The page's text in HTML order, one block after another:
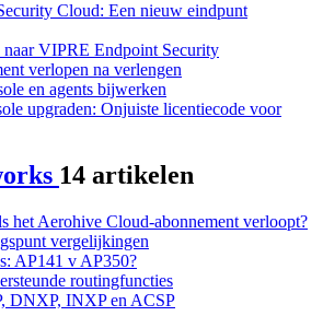
Cloud: Een nieuw eindpunt
naar VIPRE Endpoint Security
verlopen na verlengen
en agents bijwerken
upgraden: Onjuiste licentiecode voor
14 artikelen
het Aerohive Cloud-abonnement verloopt?
vergelijkingen
AP141 v AP350?
routingfuncties
DNXP, INXP en ACSP